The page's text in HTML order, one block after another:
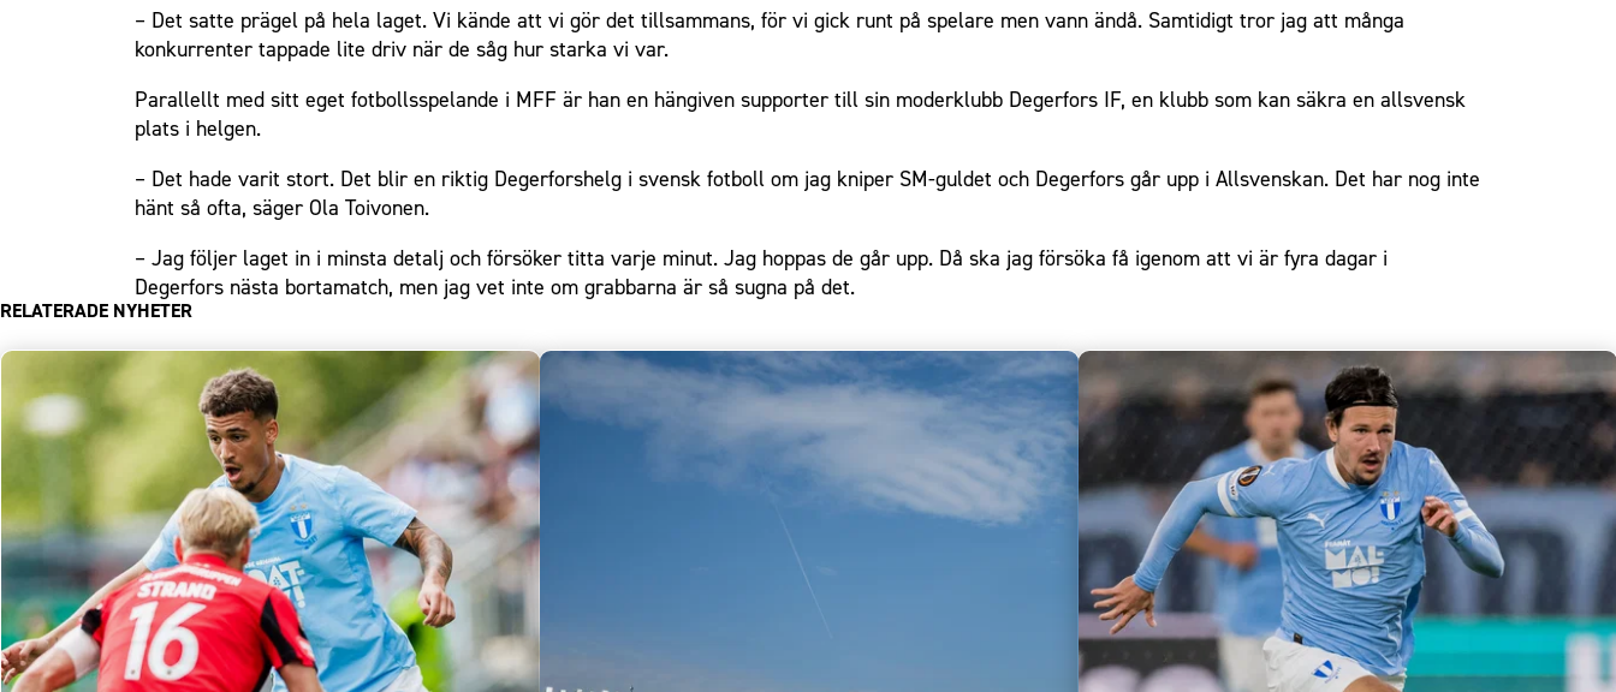
– Det satte prägel på hela laget. Vi kände att vi gör det tillsammans, för vi gick runt på spelare men vann ändå. Samtidigt tror jag att många
konkurrenter tappade lite driv när de såg hur starka vi var.
Parallellt med sitt eget fotbollsspelande i MFF är han en hängiven supporter till sin moderklubb Degerfors IF, en klubb som kan säkra en allsvensk
plats i helgen.
– Det hade varit stort. Det blir en riktig Degerforshelg i svensk fotboll om jag kniper SM-guldet och Degerfors går upp i Allsvenskan. Det har nog inte
hänt så ofta, säger Ola Toivonen.
– Jag följer laget in i minsta detalj och försöker titta varje minut. Jag hoppas de går upp. Då ska jag försöka få igenom att vi är fyra dagar i
Degerfors nästa bortamatch, men jag vet inte om grabbarna är så sugna på det.
RELATERADE NYHETER